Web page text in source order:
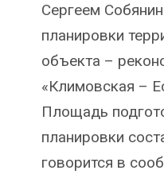
Сергеем
планировки
объекта –
«Климовская –
Площадь
планировки
говорится в